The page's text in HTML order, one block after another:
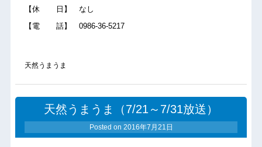
【休 日】 なし
【電 話】 0986-36-5217
天然うまうま
天然うまうま（7/21～7/31放送）
Posted on 2016年7月21日